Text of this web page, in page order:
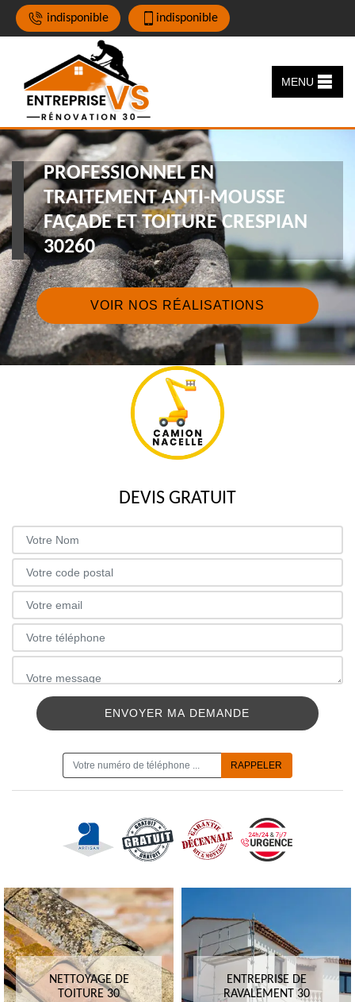
indisponible indisponible
MENU
PROFESSIONNEL EN
TRAITEMENT ANTI-MOUSSE
FAÇADE ET TOITURE CRESPIAN
30260
VOIR NOS RÉALISATIONS
DEVIS GRATUIT
NETTOYAGE DE
TOITURE 30
ENTREPRISE DE
RAVALEMENT 30